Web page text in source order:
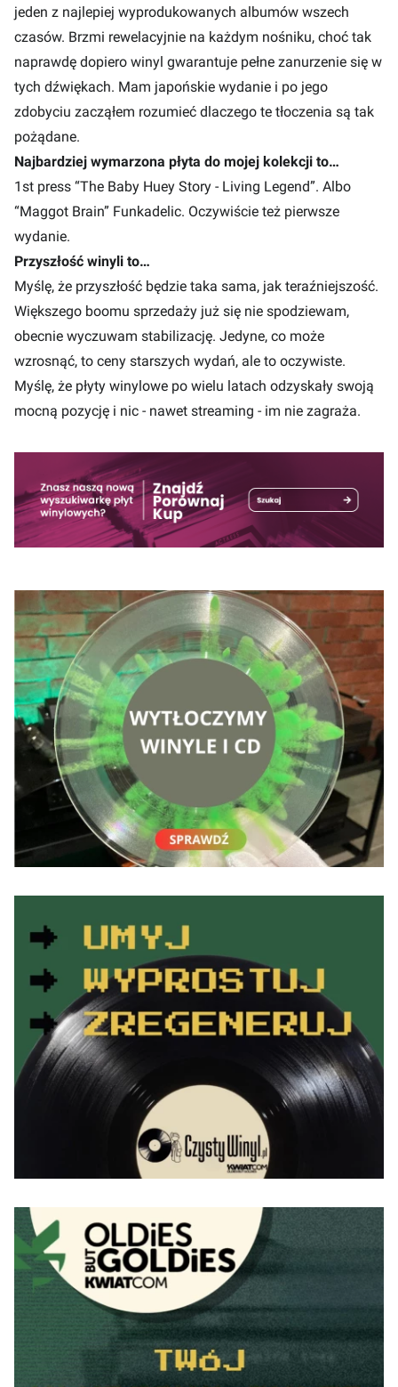
jeden z najlepiej wyprodukowanych albumów wszech
czasów. Brzmi rewelacyjnie na każdym nośniku, choć tak
naprawdę dopiero winyl gwarantuje pełne zanurzenie się w
tych dźwiękach. Mam japońskie wydanie i po jego
zdobyciu zacząłem rozumieć dlaczego te tłoczenia są tak
pożądane.
Najbardziej wymarzona płyta do mojej kolekcji to…
1st press “The Baby Huey Story - Living Legend”. Albo
“Maggot Brain” Funkadelic. Oczywiście też pierwsze
wydanie.
Przyszłość winyli to…
Myślę, że przyszłość będzie taka sama, jak teraźniejszość.
Większego boomu sprzedaży już się nie spodziewam,
obecnie wyczuwam stabilizację. Jedyne, co może
wzrosnąć, to ceny starszych wydań, ale to oczywiste.
Myślę, że płyty winylowe po wielu latach odzyskały swoją
mocną pozycję i nic - nawet streaming - im nie zagraża.